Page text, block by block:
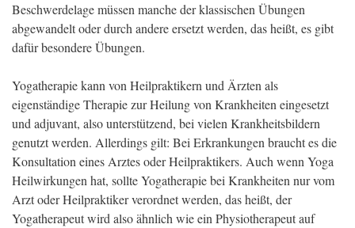
Beschwerdelage müssen manche der klassischen Übungen
abgewandelt oder durch andere ersetzt werden, das heißt, es gibt
dafür besondere Übungen.
Yogatherapie kann von Heilpraktikern und Ärzten als
eigenständige Therapie zur Heilung von Krankheiten eingesetzt
und adjuvant, also unterstützend, bei vielen Krankheitsbildern
genutzt werden. Allerdings gilt: Bei Erkrankungen braucht es die
Konsultation eines Arztes oder Heilpraktikers. Auch wenn Yoga
Heilwirkungen hat, sollte Yogatherapie bei Krankheiten nur vom
Arzt oder Heilpraktiker verordnet werden, das heißt, der
Yogatherapeut wird also ähnlich wie ein Physiotherapeut auf